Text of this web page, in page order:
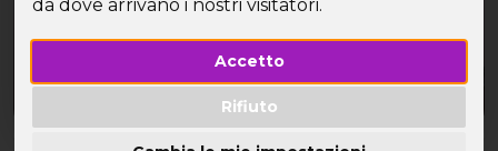
da dove arrivano i nostri visitatori.
Accetto
Rifiuto